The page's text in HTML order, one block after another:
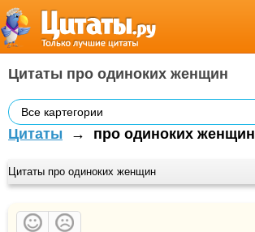
Цитаты про одиноких женщин
Все картегории
Цитаты → про одиноких женщин
Цитаты про одиноких женщин